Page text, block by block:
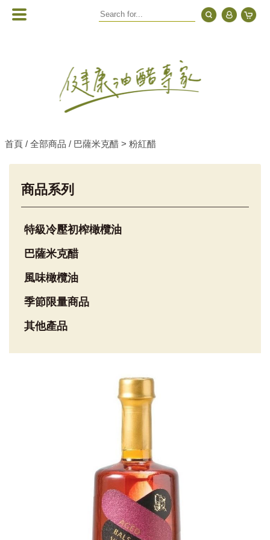
首頁 / 全部商品 / 巴薩米克醋 > 粉紅醋
商品系列
特級冷壓初榨橄欖油
巴薩米克醋
風味橄欖油
季節限量商品
其他產品